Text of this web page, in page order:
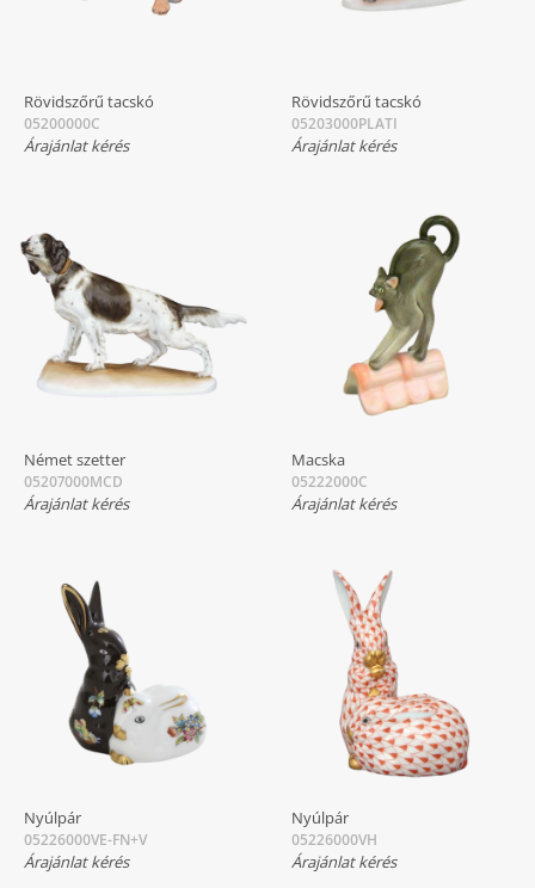
Rövidszőrű tacskó
05200000C
Árajánlat kérés
Rövidszőrű tacskó
05203000PLATI
Árajánlat kérés
Német szetter
05207000MCD
Árajánlat kérés
Macska
05222000C
Árajánlat kérés
Nyúlpár
05226000VE-FN+V
Árajánlat kérés
Nyúlpár
05226000VH
Árajánlat kérés